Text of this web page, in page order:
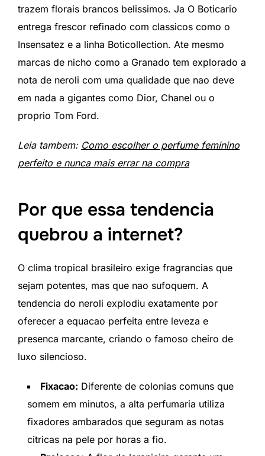
trazem florais brancos belissimos. Ja O Boticario
entrega frescor refinado com classicos como o
Insensatez e a linha Boticollection. Ate mesmo
marcas de nicho como a Granado tem explorado a
nota de neroli com uma qualidade que nao deve
em nada a gigantes como Dior, Chanel ou o
proprio Tom Ford.
Leia tambem: Como escolher o perfume feminino
perfeito e nunca mais errar na compra
Por que essa tendencia
quebrou a internet?
O clima tropical brasileiro exige fragrancias que
sejam potentes, mas que nao sufoquem. A
tendencia do neroli explodiu exatamente por
oferecer a equacao perfeita entre leveza e
presenca marcante, criando o famoso cheiro de
luxo silencioso.
Fixacao: Diferente de colonias comuns que
somem em minutos, a alta perfumaria utiliza
fixadores ambarados que seguram as notas
citricas na pele por horas a fio.